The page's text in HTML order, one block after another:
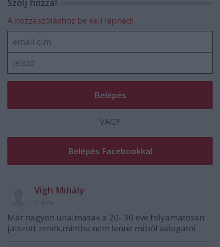
Szólj hozzá!
A hozzászóláshoz be kell lépned!
VAGY
Vígh Mihály
Már nagyon unalmasak a 20- 30 éve folyamatosan
játszott zenék,mintha nem lenne miből válogatni